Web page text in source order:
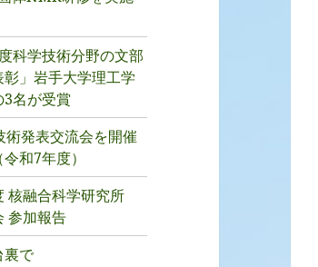
科学技術分野の文部
」岩手大学理工学
名が受賞
発表交流会を開催
和7年度）
核融合科学研究所
参加報告
裏で